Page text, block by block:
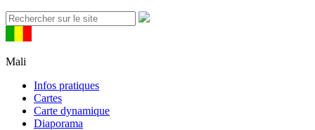
Mali
Infos pratiques
Cartes
Carte dynamique
Diaporama